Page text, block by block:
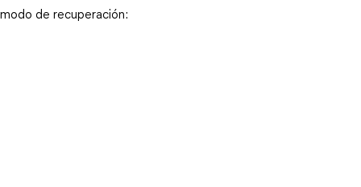
modo de recuperación: